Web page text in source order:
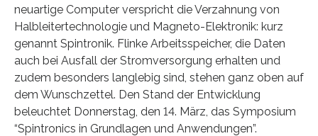
neuartige Computer verspricht die Verzahnung von
Halbleitertechnologie und Magneto-Elektronik: kurz
genannt Spintronik. Flinke Arbeitsspeicher, die Daten
auch bei Ausfall der Stromversorgung erhalten und
zudem besonders langlebig sind, stehen ganz oben auf
dem Wunschzettel. Den Stand der Entwicklung
beleuchtet Donnerstag, den 14. März, das Symposium
“Spintronics in Grundlagen und Anwendungen”.